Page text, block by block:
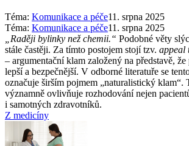
Téma: Komunikace a péče11. srpna 2025
Téma: Komunikace a péče11. srpna 2025
„Raději bylinky než chemii.“ Podobné věty
stále častěji. Za tímto postojem stojí tzv. appeal
–⁠ argumentační klam založený na představě,
lepší a bezpečnější. V odborné literatuře se
označuje širším pojmem „naturalistický klam“.
významně ovlivňuje rozhodování nejen
i samotných zdravotníků.
Z medicíny